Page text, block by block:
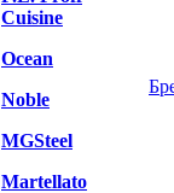
Cuisine
Ocean
Noble
MGSteel
Martellato